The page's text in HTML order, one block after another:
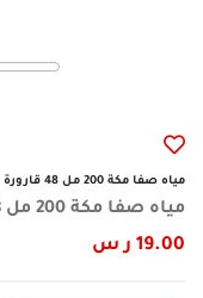
مياه صفا مكة 200 مل 48 قارورة
مياه صفا مكة 200 مل 48 قارورة
19.00 ر س